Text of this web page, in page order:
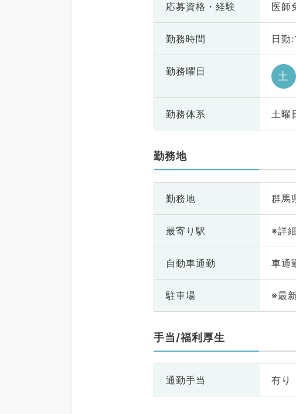
応募資格・ 経験 医師
勤務時間 日勤
勤務曜日 土
勤務体系 土曜
勤務地
勤務地 群馬
最寄り駅 ※詳
自動車通勤 車通
駐車場 ※最
手当/福利厚生
通勤手当 有り